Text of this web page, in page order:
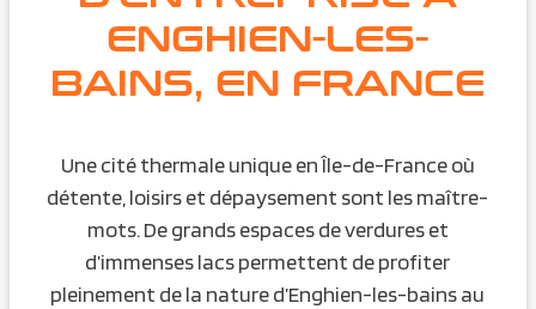
ENGHIEN-LES-
BAINS, EN FRANCE
Une cité thermale unique en Île-de-France où
détente, loisirs et dépaysement sont les maître-
mots. De grands espaces de verdures et
d’immenses lacs permettent de profiter
pleinement de la nature d’Enghien-les-bains au